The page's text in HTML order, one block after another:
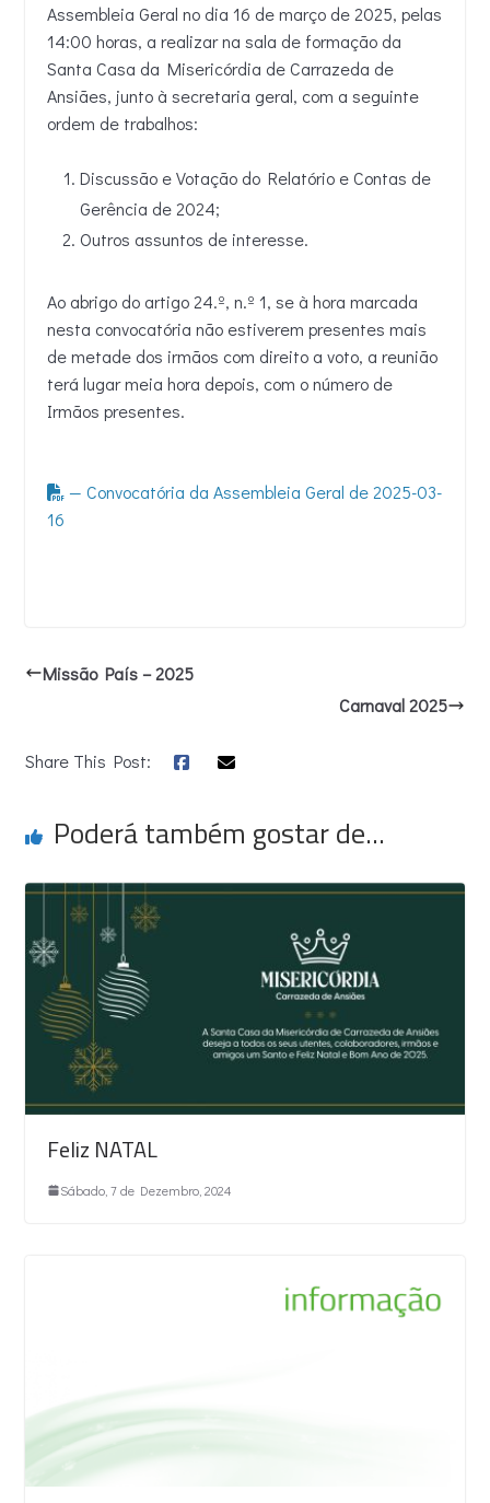
Assembleia Geral no dia 16 de março de 2025, pelas
14:00 horas, a realizar na sala de formação da
Santa Casa da Misericórdia de Carrazeda de
Ansiães, junto à secretaria geral, com a seguinte
ordem de trabalhos:
Discussão e Votação do Relatório e Contas de
Gerência de 2024;
Outros assuntos de interesse.
Ao abrigo do artigo 24.º, n.º 1, se à hora marcada
nesta convocatória não estiverem presentes mais
de metade dos irmãos com direito a voto, a reunião
terá lugar meia hora depois, com o número de
Irmãos presentes.
— Convocatória da Assembleia Geral de 2025-03-
16
Missão País – 2025
Carnaval 2025
Share This Post:
Poderá também gostar de...
Feliz NATAL
Sábado, 7 de Dezembro, 2024